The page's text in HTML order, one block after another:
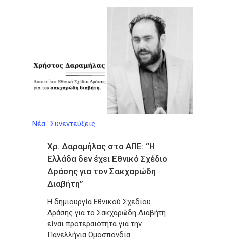
Νέα Συνεντεύξεις
Χρ. Δαραμήλας στο ΑΠΕ: “Η
Ελλάδα δεν έχει Εθνικό Σχέδιο
Δράσης για τον Σακχαρώδη
Διαβήτη”
Η δημιουργία Εθνικού Σχεδίου
Δράσης για το Σακχαρώδη Διαβήτη
είναι προτεραιότητα για την
Πανελλήνια Ομοσπονδία…